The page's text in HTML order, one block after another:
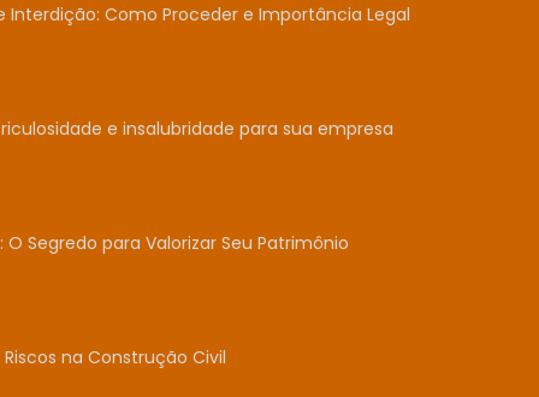
Como Proceder e Importância Legal
e insalubridade para sua empresa
Segredo para Valorizar Seu Patrimônio
na Construção Civil